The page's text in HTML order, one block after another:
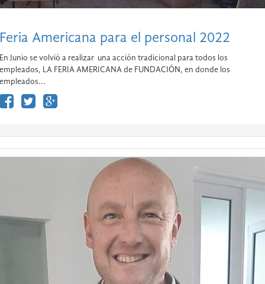
Feria Americana para el personal 2022
En Junio se volvió a realizar una acción tradicional para todos los
empleados, LA FERIA AMERICANA de FUNDACIÓN, en donde los
empleados...